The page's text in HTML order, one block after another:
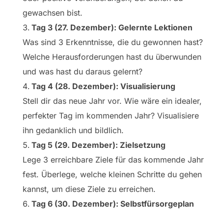
gewachsen bist.
Tag 3 (27. Dezember): Gelernte Lektionen
Was sind 3 Erkenntnisse, die du gewonnen hast?
Welche Herausforderungen hast du überwunden
und was hast du daraus gelernt?
Tag 4 (28. Dezember): Visualisierung
Stell dir das neue Jahr vor. Wie wäre ein idealer,
perfekter Tag im kommenden Jahr? Visualisiere
ihn gedanklich und bildlich.
Tag 5 (29. Dezember): Zielsetzung
Lege 3 erreichbare Ziele für das kommende Jahr
fest. Überlege, welche kleinen Schritte du gehen
kannst, um diese Ziele zu erreichen.
Tag 6 (30. Dezember): Selbstfürsorgeplan